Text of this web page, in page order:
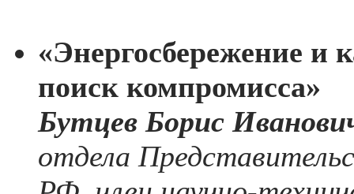
«Энергосбережение и
поиск компромисса»
Бутцев Борис
отдела